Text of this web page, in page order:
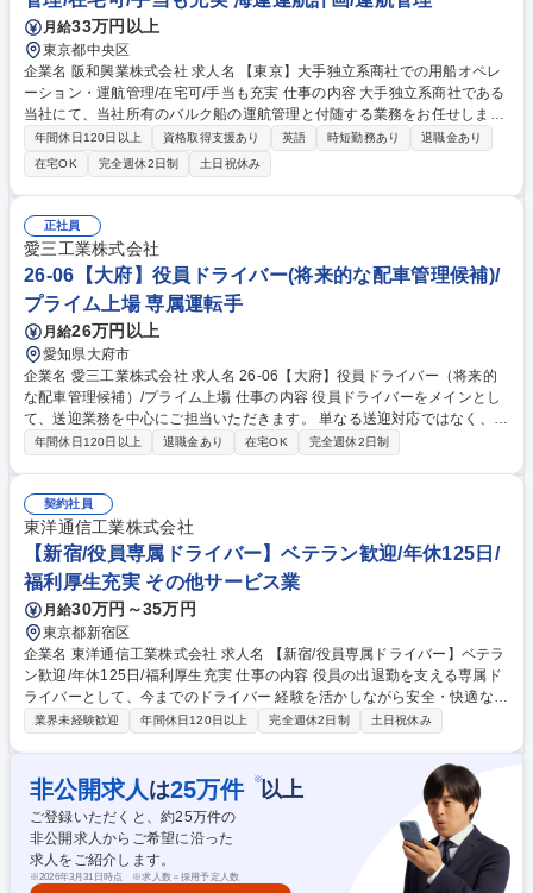
月給33万円以上
東京都中央区
企業名 阪和興業株式会社 求人名 【東京】大手独立系商社での用船オペレ
ーション・運航管理/在宅可/手当も充実 仕事の内容 大手独立系商社である
当社にて、当社所有のバルク船の運航管理と付随する業務をお任せしま
す。脱炭素社会に向けた世界的なニーズの高まりを受け、取扱い量が年々
上昇する将来性のある部門です。 【詳細】■長期用船契約船(2隻)の運航業
務(航海指示、燃料手配、動静確認、LOI関連、船主との折衝、トラブル対
応、航海採算、その他関連業務(P&I等) ■航海用船契約各船本船オペレーシ
ョン業務(ノミネーション確認、動静連絡、B/L内容確認、運賃請求書確
認、LOI関連、航海完了後のL/S作成、各船で発生したトラブル等への対
応、各船一覧管理、シッパーへの動静連絡、積港での滞船管理等) ■定期・
航海用船契約業務等 募集職種 【東京】大手独立系商社での用船オペレー
ション・運航管理/在宅可/手当も充実
年間休日120日以上 資格取得支援あり 英語 時短勤務あり
退職金あり
在宅OK
完全週休2日制 土日祝休み
正社員
愛三工業株式会社
26-06【大府】役員ドライバー(将来的な配車管理候補)/
プライム上場 専属運転手
月給26万円以上
愛知県大府市
企業名 愛三工業株式会社 求人名 26-06【大府】役員ドライバー（将来的
な配車管理候補）/プライム上場 仕事の内容 役員ドライバーをメインとし
て、送迎業務を中心にご担当いただきます。 単なる送迎対応ではなく、役
員のスケジュールや状況変化に応じた柔軟な対応・先回りした行動が求め
測 ・車両管理（点検／洗車／清掃等）・突発的な予定変更への対応 ・他
ドライバーとの連携・将来的な配車管理／運行管理業務 役員の社外活動が
増加しており、送迎品質向上および運行管理体制強化を目的とした増員採
用です。 募集職種 26-06【大府】役員ドライバー（将来的な配車管理候
補）/プライム上場
年間休日120日以上 退職金あり 在宅OK 完全週休2日制
契約社員
東洋通信工業株式会社
【新宿/役員専属ドライバー】ベテラン歓迎/年休125日/
福利厚生充実 その他サービス業
月給30万円～35万円
東京都新宿区
企業名 東洋通信工業株式会社 求人名 【新宿/役員専属ドライバー】ベテラ
ン歓迎/年休125日/福利厚生充実 仕事の内容 役員の出退勤を支える専属ド
ライバーとして、今までのドライバー 経験を活かしながら安全・快適な移
動を提供いただきます。 【具体的には】 ■社有車（クラウン）での役員送
安全点検、清掃、維持管理 ■その他庶務業務サポート ※送迎先はほぼ都内
になります。早朝および夜の送迎も含みます。 募集職種 【新宿/役員専属
ドライバー】ベテラン歓迎/年休125日/福利厚生充実
業界未経験歓迎 年間休日120日以上 完全週休2日制 土日祝休み
非公開求人 は25万件 ※以上
ご登録いただくと、約25万件の
非公開求人からご希望に沿った
求人をご紹介します。
※2026年3月31日時点 ※求人数＝採用予定人数